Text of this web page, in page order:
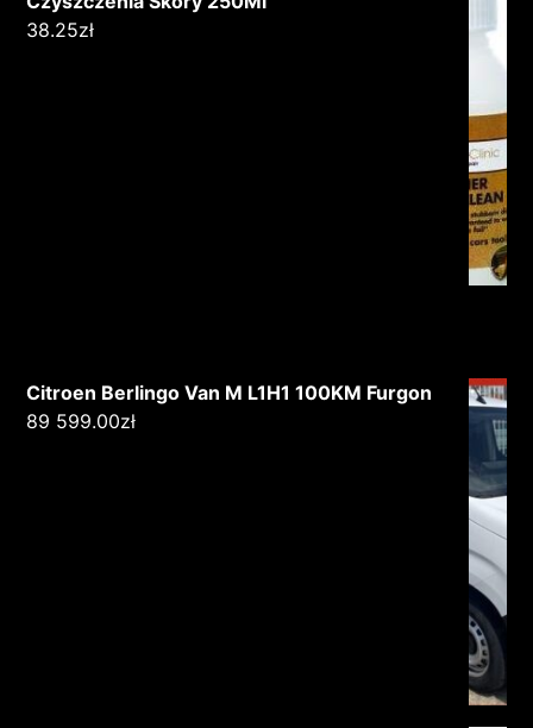
38.25zł
Citroen Berlingo Van M L1H1 100KM Furgon
89 599.00zł